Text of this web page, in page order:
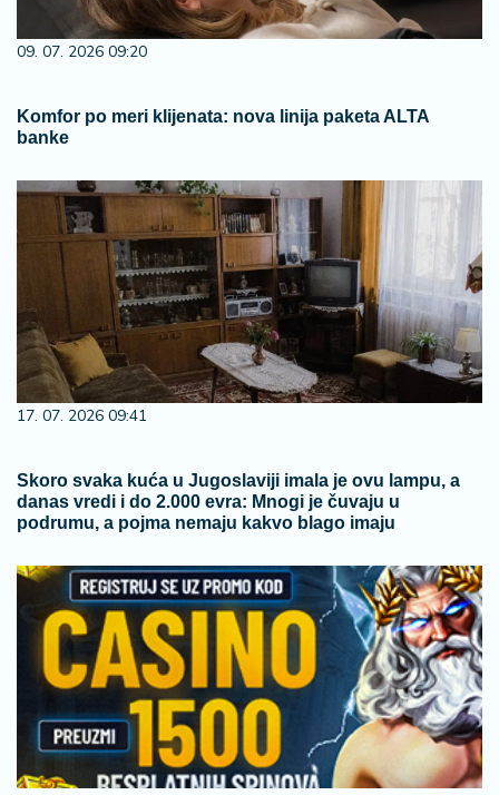
09. 07. 2026 09:20
Komfor po meri klijenata: nova linija paketa ALTA
banke
17. 07. 2026 09:41
Skoro svaka kuća u Jugoslaviji imala je ovu lampu, a
danas vredi i do 2.000 evra: Mnogi je čuvaju u
podrumu, a pojma nemaju kakvo blago imaju